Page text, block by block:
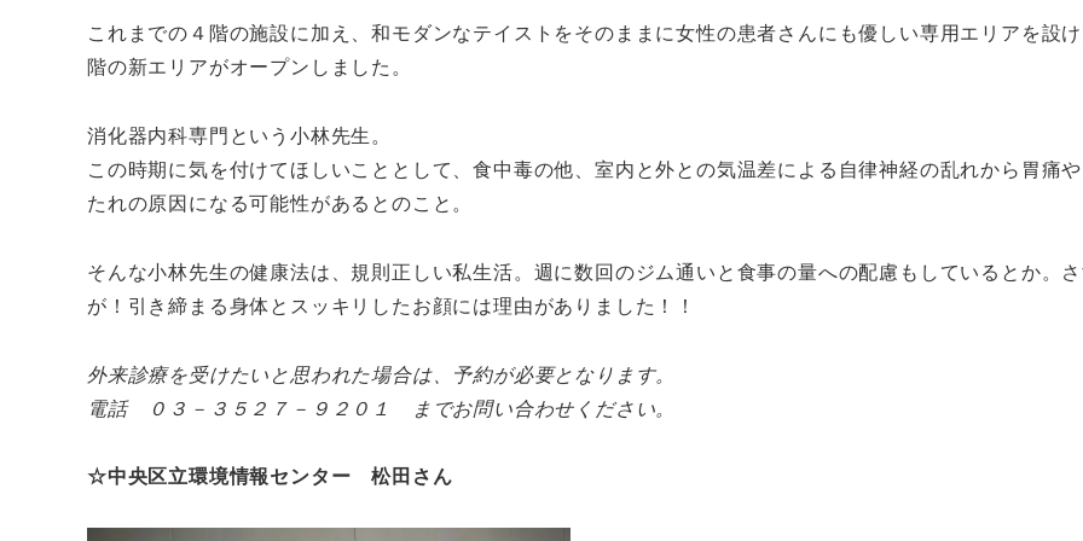
これまでの４階の施設に加え、和モダンなテイストをそのままに女性の患者さんにも優しい専用エリアを設け
階の新エリアがオープンしました。
消化器内科専門という小林先生。
この時期に気を付けてほしいこととして、食中毒の他、室内と外との気温差による自律神経の乱れから胃痛
たれの原因になる可能性があるとのこと。
そんな小林先生の健康法は、規則正しい私生活。週に数回のジム通いと食事の量への配慮もしているとか。
が！引き締まる身体とスッキリしたお顔には理由がありました！！
外来診療を受けたいと思われた場合は、予約が必要となります。
電話 ０３－３５２７－９２０１ までお問い合わせください。
☆中央区立環境情報センター 松田さん